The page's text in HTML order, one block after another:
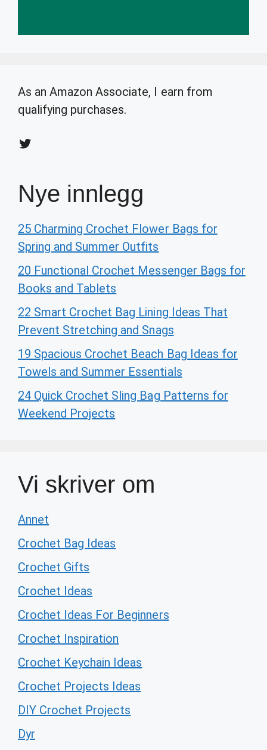
As an Amazon Associate, I earn from
qualifying purchases.
Twitter
Nye innlegg
25 Charming Crochet Flower Bags for
Spring and Summer Outfits
20 Functional Crochet Messenger Bags for
Books and Tablets
22 Smart Crochet Bag Lining Ideas That
Prevent Stretching and Snags
19 Spacious Crochet Beach Bag Ideas for
Towels and Summer Essentials
24 Quick Crochet Sling Bag Patterns for
Weekend Projects
Vi skriver om
Annet
Crochet Bag Ideas
Crochet Gifts
Crochet Ideas
Crochet Ideas For Beginners
Crochet Inspiration
Crochet Keychain Ideas
Crochet Projects Ideas
DIY Crochet Projects
Dyr